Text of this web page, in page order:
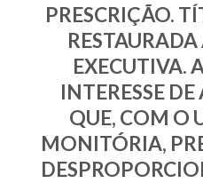
PRESCRIÇÃO.
EXECUTIVA.
INTERESSE
QUE, COM O
MONITÓRIA,